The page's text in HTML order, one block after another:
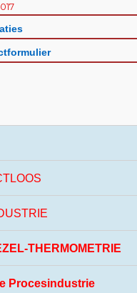
THERMOMETRIE
Procesindustrie